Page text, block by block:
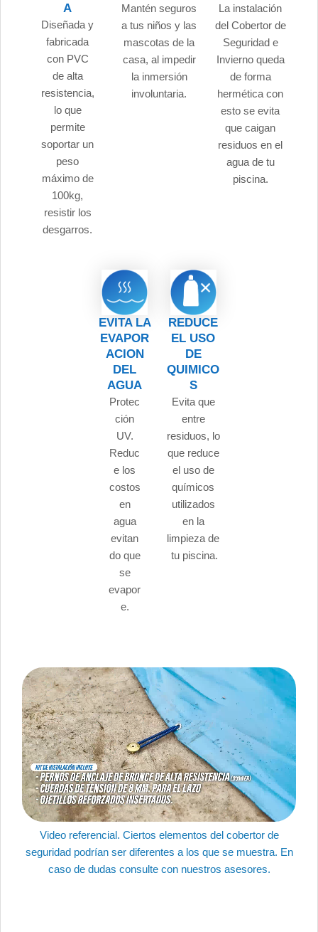
A
Diseñada y
fabricada
con PVC
de alta
resistencia,
lo que
permite
soportar un
peso
máximo de
100kg,
resistir los
desgarros.
Mantén seguros
a tus niños y las
mascotas de la
casa, al impedir
la inmersión
involuntaria.
La instalación
del Cobertor de
Seguridad e
Invierno queda
de forma
hermética con
esto se evita
que caigan
residuos en el
agua de tu
piscina.
EVITA LA
EVAPOR
ACION
DEL
AGUA
Protec
ción
UV.
Reduc
e los
costos
en
agua
evitan
do que
se
evapor
e.
REDUCE
EL USO
DE
QUIMICO
S
Evita que
entre
residuos, lo
que reduce
el uso de
químicos
utilizados
en la
limpieza de
tu piscina.
Video referencial. Ciertos elementos del cobertor de
seguridad podrían ser diferentes a los que se muestra. En
caso de dudas consulte con nuestros asesores.